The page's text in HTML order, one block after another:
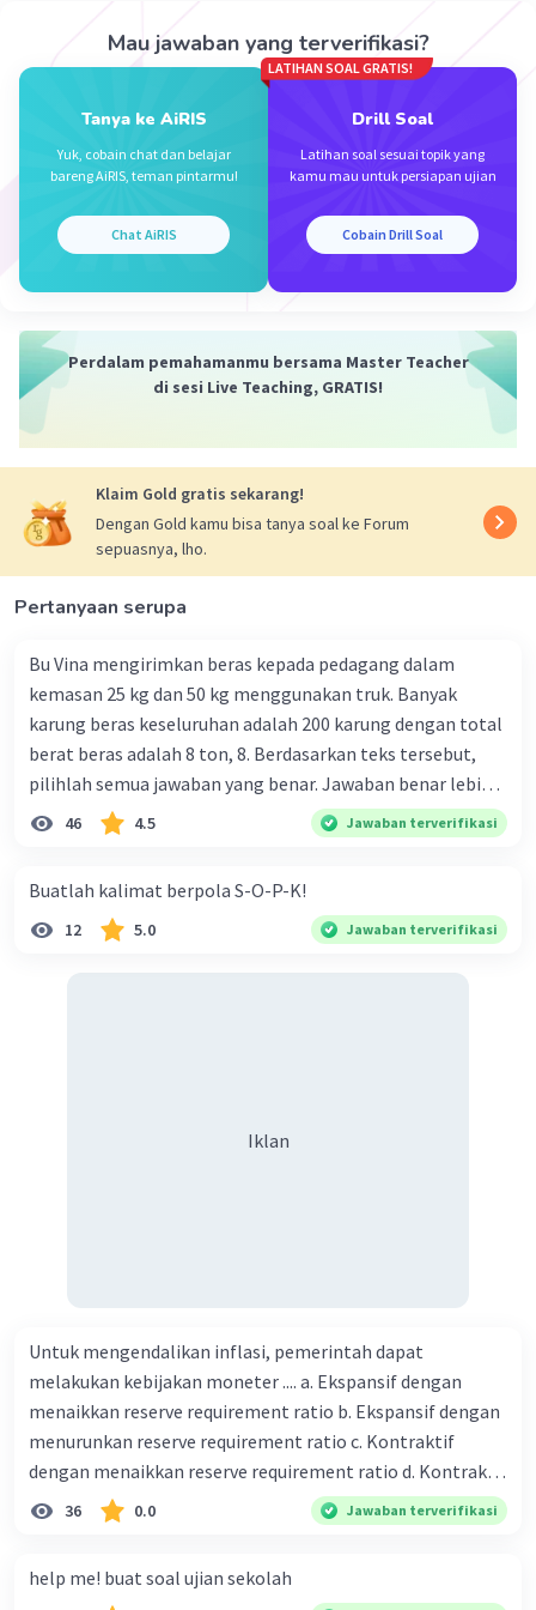
Beri Rating·0.0
Mau jawaban yang terverifikasi?
Tanya ke AiRIS
Yuk, cobain chat dan belajar
bareng AiRIS, teman pintarmu!
Chat AiRIS
LATIHAN SOAL GRATIS!
Drill Soal
Latihan soal sesuai topik yang
kamu mau untuk persiapan ujian
Cobain Drill Soal
Perdalam pemahamanmu bersama Master Teacher
di sesi Live Teaching, GRATIS!
Klaim Gold gratis sekarang!
Dengan Gold kamu bisa tanya soal ke Forum
sepuasnya, lho.
Pertanyaan serupa
Bu Vina mengirimkan beras kepada pedagang dalam
kemasan 25 kg dan 50 kg menggunakan truk. Banyak
karung beras keseluruhan adalah 200 karung dengan total
berat beras adalah 8 ton, 8. Berdasarkan teks tersebut,
pilihlah semua jawaban yang benar. Jawaban benar lebih
dari satu. Banyak karung beras kemasan 25 kg adalah 50
buah. Banyak karung beras kemasan 50 kg adalah 150
ton. Perbandingan berat beras kemasan 25 kg dan 50 kg
dalam truk adalah 1: 3. 9. Berdasarkan teks tersebut, jika
46 4.5 Jawaban terverifikasi
Buatlah kalimat berpola S-O-P-K!
12 5.0 Jawaban terverifikasi
Iklan
Untuk mengendalikan inflasi, pemerintah dapat
melakukan kebijakan moneter .... a. Ekspansif dengan
menaikkan reserve requirement ratio b. Ekspansif dengan
menurunkan reserve requirement ratio c. Kontraktif
dengan menaikkan reserve requirement ratio d. Kontraktif
dengan menurunkan reserve requirement ratio e.
Ekspansif dengan menaikkan tingkat diskonto Bila Bank
ceteris paribus maka .... a. Menimbulkan inflasi di mana
36 0.0 Jawaban terverifikasi
help me! buat soal ujian sekolah